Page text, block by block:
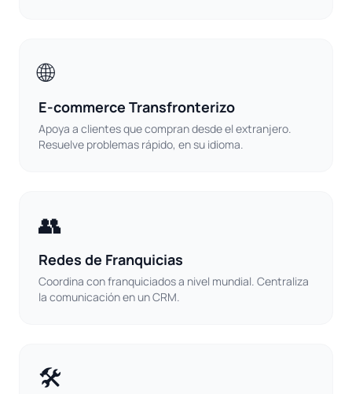
🌐
E-commerce Transfronterizo
Apoya a clientes que compran desde el extranjero.
Resuelve problemas rápido, en su idioma.
👥
Redes de Franquicias
Coordina con franquiciados a nivel mundial. Centraliza
la comunicación en un CRM.
🛠️